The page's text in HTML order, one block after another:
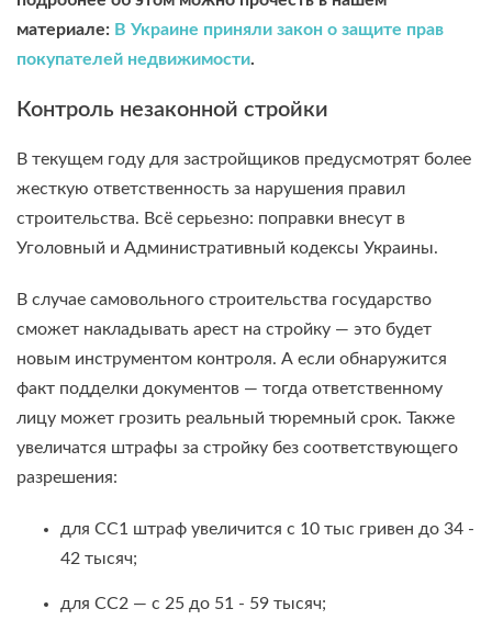
материале: В Украине приняли закон о защите прав
покупателей недвижимости.
Контроль незаконной стройки
В текущем году для застройщиков предусмотрят более
жесткую ответственность за нарушения правил
строительства. Всё серьезно: поправки внесут в
Уголовный и Административный кодексы Украины.
В случае самовольного строительства государство
сможет накладывать арест на стройку — это будет
новым инструментом контроля. А если обнаружится
факт подделки документов — тогда ответственному
лицу может грозить реальный тюремный срок. Также
увеличатся штрафы за стройку без соответствующего
разрешения:
для СС1 штраф увеличится с 10 тыс гривен до 34 -
42 тысяч;
для СС2 — с 25 до 51 - 59 тысяч;